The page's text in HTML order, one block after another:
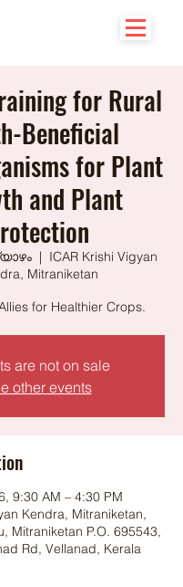
for Rural
Beneficial
for Plant
and Plant
  |
ICAR Krishi Vigyan
Mitraniketan
for Healthier Crops.
are not on sale
other events
AM – 4:30 PM
Kendra, Mitraniketan,
Mitraniketan P.O. 695543,
Rd, Vellanad, Kerala